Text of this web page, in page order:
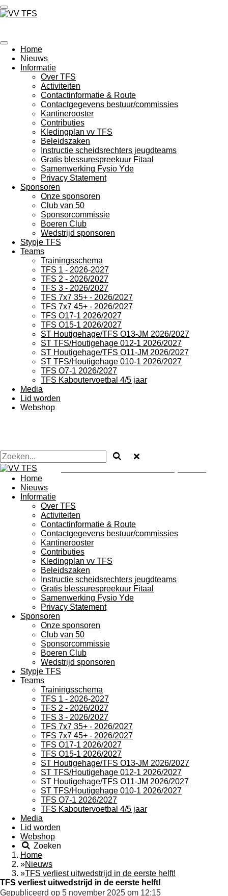
Ga
direct
hoofdinhoud
Home
Nieuws
Informatie
Over TFS
Activiteiten
Contactinformatie & Route
Contactgegevens bestuur/commissies
Kantinerooster
Contributies
Kledingplan vv TFS
Beleidszaken
Instructie scheidsrechters jeugdteams
Gratis blessurespreekuur Fitaal
Samenwerking Fysio Yde
Privacy Statement
Sponsoren
Onze sponsoren
Club van 50
Sponsorcommissie
Boeren Club
Wedstrijd sponsoren
Stypje TFS
Teams
Trainingsschema
TFS 1 - 2026-2027
TFS 2 - 2026/2027
TFS 3 - 2026/2027
TFS 7x7 35+ - 2026/2027
TFS 7x7 45+ - 2026/2027
TFS O17-1 2026/2027
TFS O15-1 2026/2027
ST Houtigehage/TFS O13-JM 2026/2027
ST TFS/Houtigehage 012-1 2026/2027
ST Houtigehage/TFS O11-JM 2026/2027
ST TFS/Houtigehage 010-1 2026/2027
TFS O7-1 2026/2027
TFS Kaboutervoetbal 4/5 jaar
Media
Lid worden
Webshop
Home
Nieuws
Informatie
Over TFS
Activiteiten
Contactinformatie & Route
Contactgegevens bestuur/commissies
Kantinerooster
Contributies
Kledingplan vv TFS
Beleidszaken
Instructie scheidsrechters jeugdteams
Gratis blessurespreekuur Fitaal
Samenwerking Fysio Yde
Privacy Statement
Sponsoren
Onze sponsoren
Club van 50
Sponsorcommissie
Boeren Club
Wedstrijd sponsoren
Stypje TFS
Teams
Trainingsschema
TFS 1 - 2026-2027
TFS 2 - 2026/2027
TFS 3 - 2026/2027
TFS 7x7 35+ - 2026/2027
TFS 7x7 45+ - 2026/2027
TFS O17-1 2026/2027
TFS O15-1 2026/2027
ST Houtigehage/TFS O13-JM 2026/2027
ST TFS/Houtigehage 012-1 2026/2027
ST Houtigehage/TFS O11-JM 2026/2027
ST TFS/Houtigehage 010-1 2026/2027
TFS O7-1 2026/2027
TFS Kaboutervoetbal 4/5 jaar
Media
Lid worden
Webshop
Zoeken
Home
»Nieuws
»TFS verliest uitwedstrijd in de eerste helft!
TFS verliest uitwedstrijd in de eerste helft!
Gepubliceerd op 5 november 2025 om 12:15